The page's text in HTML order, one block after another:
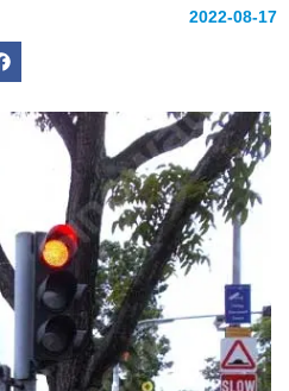
2022-08-17